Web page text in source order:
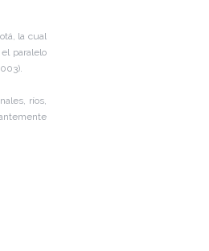
la cual
paralelo
ríos,